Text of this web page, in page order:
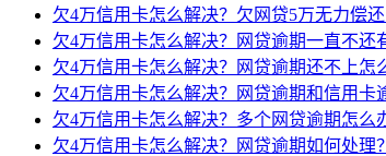
欠4万信用卡怎么解决？欠网贷5万无力偿还
欠4万信用卡怎么解决？网贷逾期一直不还
欠4万信用卡怎么解决？网贷逾期还不上怎
欠4万信用卡怎么解决？网贷逾期和信用卡
欠4万信用卡怎么解决？多个网贷逾期怎么
欠4万信用卡怎么解决？网贷逾期如何处理？